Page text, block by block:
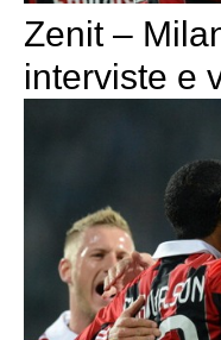
Zenit –
interviste e